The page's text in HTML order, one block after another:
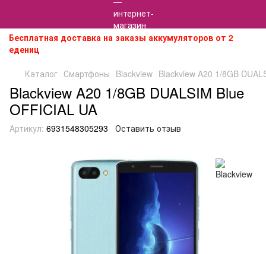
Бесплатная доставка на заказы аккумуляторов от 2
едениц
Каталог Смартфоны Blackview Blackview A20 1/8GB
Blackview A20 1/8GB DUALSIM Blue
OFFICIAL UA
Артикул: 6931548305293 Оставить отзыв